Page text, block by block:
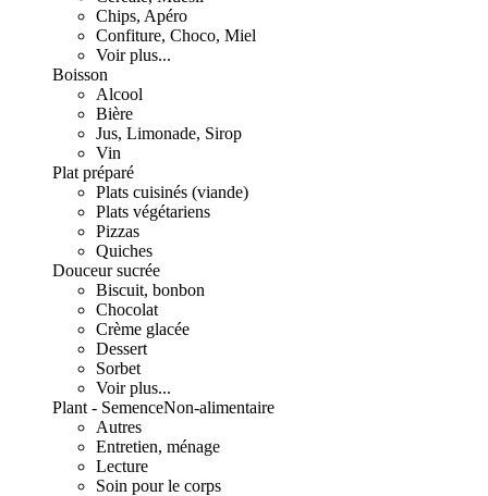
Chips, Apéro
Confiture, Choco, Miel
Voir plus...
Boisson
Alcool
Bière
Jus, Limonade, Sirop
Vin
Plat préparé
Plats cuisinés (viande)
Plats végétariens
Pizzas
Quiches
Douceur sucrée
Biscuit, bonbon
Chocolat
Crème glacée
Dessert
Sorbet
Voir plus...
Plant - SemenceNon-alimentaire
Autres
Entretien, ménage
Lecture
Soin pour le corps